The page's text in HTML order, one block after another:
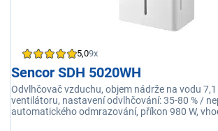
5,09x
Sencor SDH 5020WH
Odvlhčovač vzduchu, objem nádrže na vodu
ventilátoru, nastavení odvlhčování: 35-80 % /
automatického odmrazování, příkon 980 W,